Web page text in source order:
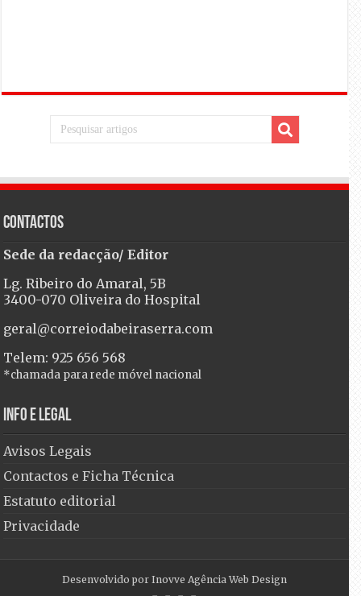
Contactos
Sede da redacção/ Editor
Lg. Ribeiro do Amaral, 5B
3400-070 Oliveira do Hospital
geral@correiodabeiraserra.com
Telem: 925 656 568
*chamada para rede móvel nacional
Info e Legal
Avisos Legais
Contactos e Ficha Técnica
Estatuto editorial
Privacidade
Desenvolvido por Inovve Agência Web Design